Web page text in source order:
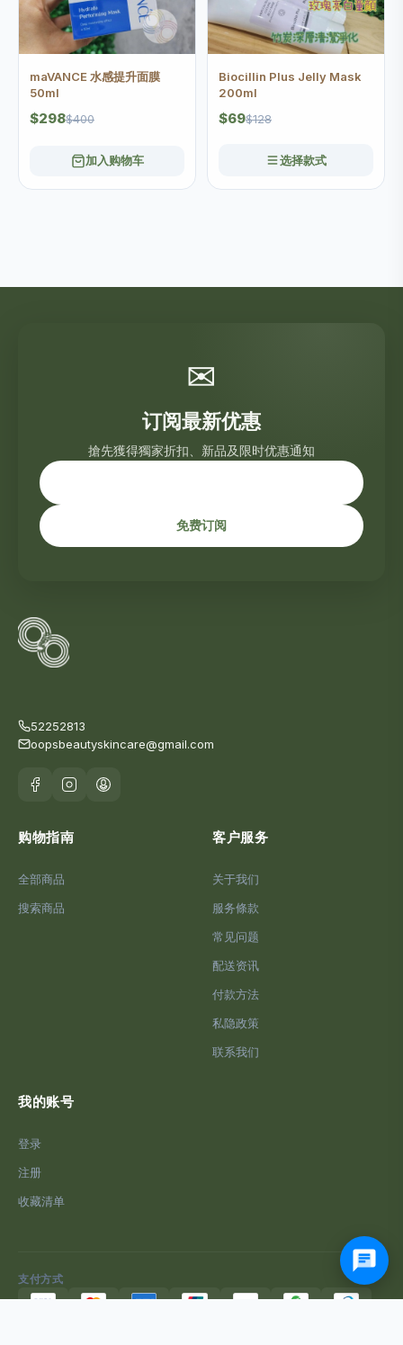
maVANCE 水感提升面膜
50ml
$298$400
加入购物车
Biocillin Plus Jelly Mask
200ml
$69$128
选择款式
✉
订阅最新优惠
搶先獲得獨家折扣、新品及限时优惠通知
免费订阅
52252813
oopsbeautyskincare@gmail.com
购物指南
全部商品
搜索商品
客户服务
关于我们
服务條款
常见问题
配送资讯
付款方法
私隐政策
联系我们
我的账号
登录
注册
收藏清单
支付方式